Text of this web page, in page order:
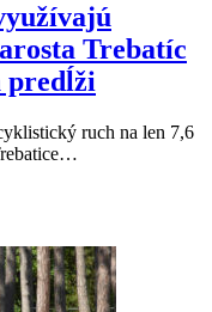
Trebatíc
predĺži
ruch na len 7,6